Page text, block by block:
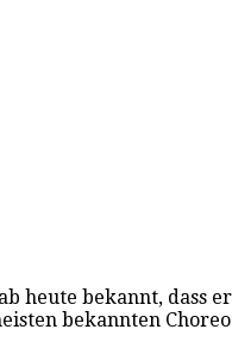
heute bekannt, dass
bekannten